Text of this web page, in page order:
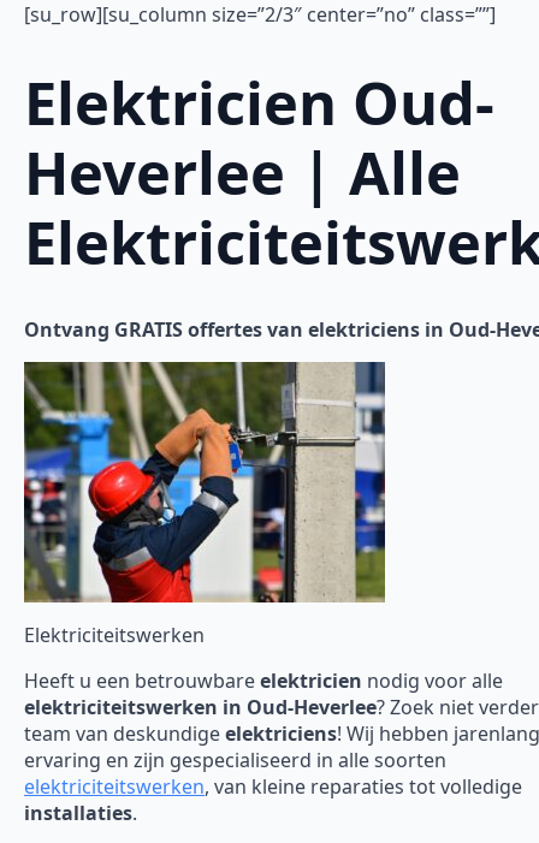
[su_row][su_column size=”2/3″ center=”no” class=””]
Elektricien Oud-
Heverlee | Alle
Ontvang GRATIS offertes van elektriciens in Oud-
Elektriciteitswerken
Heeft u een betrouwbareelektricien nodig voor alle
elektriciteitswerken in Oud-Heverlee? Zoek niet
team van deskundigeelektriciens! Wij hebben
ervaring en zijn gespecialiseerd in alle soorten
elektriciteitswerken, van kleine reparaties tot volledige
installaties.